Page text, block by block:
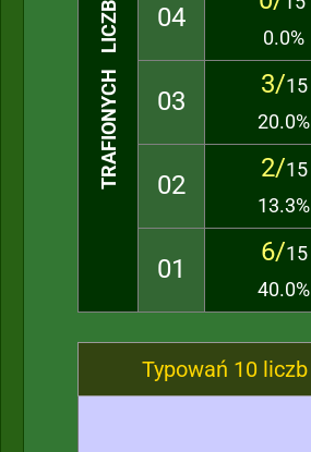
TRAFIONYCH LICZB 04
0.0%
03
3/15
20.0%
02
2/15
13.3%
01
6/15
40.0%
Typowań 10 liczb